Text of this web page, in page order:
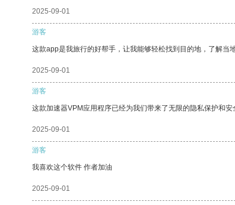
2025-09-01
游客
这款app是我旅行的好帮手，让我能够轻松找到目的地，了解当
2025-09-01
游客
这款加速器VPM应用程序已经为我们带来了无限的隐私保护和安
2025-09-01
游客
我喜欢这个软件 作者加油
2025-09-01